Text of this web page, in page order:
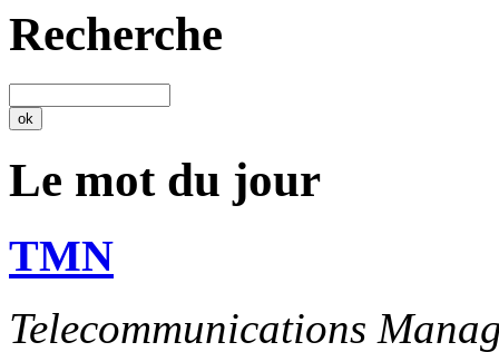
Recherche
Le mot du jour
TMN
Telecommunications